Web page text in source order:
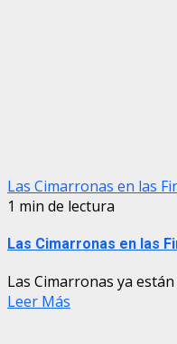
Las Cimarronas en las
1 min de lectura
Las Cimarronas en las
Las Cimarronas ya
Leer Más